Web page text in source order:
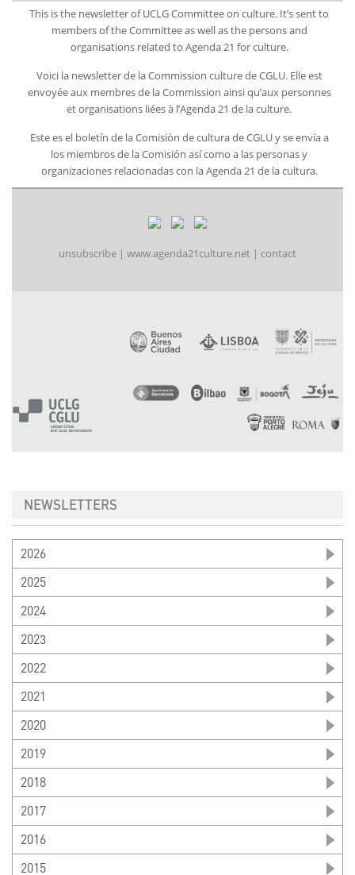
This is the newsletter of UCLG Committee on culture. It’s sent to
members of the Committee as well as the persons and
organisations related to Agenda 21 for culture.
Voici la newsletter de la Commission culture de CGLU. Elle est
envoyée aux membres de la Commission ainsi qu’aux personnes
et organisations liées à l’Agenda 21 de la culture.
Este es el boletín de la Comisión de cultura de CGLU y se envía a
los miembros de la Comisión así como a las personas y
organizaciones relacionadas con la Agenda 21 de la cultura.
unsubscribe | www.agenda21culture.net | contact
NEWSLETTERS
2026
2025
2024
2023
2022
2021
2020
2019
2018
2017
2016
2015